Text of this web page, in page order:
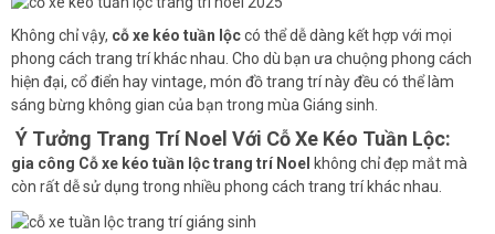
Không chỉ vậy, cỗ xe kéo tuần lộccó thể dễ dàng kết hợp với mọi
phong cách trang trí khác nhau. Cho dù bạn ưa chuộng phong cách
hiện đại, cổ điển hay vintage, món đồ trang trí này đều có thể làm
sáng bừng không gian của bạn trong mùa Giáng sinh.
Ý Tưởng Trang Trí Noel Với Cỗ Xe Kéo Tuần Lộc:
gia công Cỗ xe kéo tuần lộc trang trí Noel không chỉ đẹp mắt mà
còn rất dễ sử dụng trong nhiều phong cách trang trí khác nhau.